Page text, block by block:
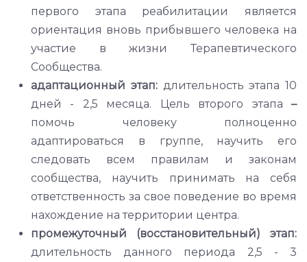
первого этапа реабилитации является
ориентация вновь прибывшего человека на
участие в жизни Терапевтического
Сообщества.
адаптационный этап:длительность этапа 10
дней - 2,5 месяца. Цель второго этапа –
помочь человеку полноценно
адаптироваться в группе, научить его
следовать всем правилам и законам
сообщества, научить принимать на себя
ответственность за свое поведение во время
нахождение на территории центра.
промежуточный (восстановительный) этап:
длительность данного периода 2,5 - 3